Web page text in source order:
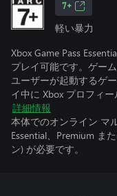
7+
軽い暴力
Xbox Game Pass
プレイ可能です。ゲー
ユーザーが起動するゲ
イ中に Xbox プロフィ
詳細情報
本体でのオンライン マ
Essential、Premium ま
ン) が必要です。